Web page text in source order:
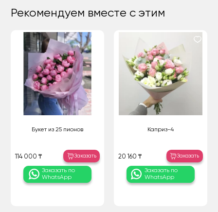
Рекомендуем вместе с этим
Букет из 25 пионов
114 000 ₸ Заказать
Заказать по
WhatsApp
Каприз-4
20 160 ₸ Заказать
Заказать по
WhatsApp